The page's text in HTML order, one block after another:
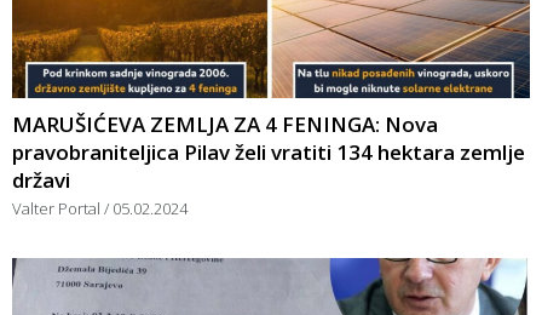
MARUŠIĆEVA ZEMLJA ZA 4 FENINGA: Nova
pravobraniteljica Pilav želi vratiti 134 hektara zemlje
državi
Valter Portal 05.02.2024